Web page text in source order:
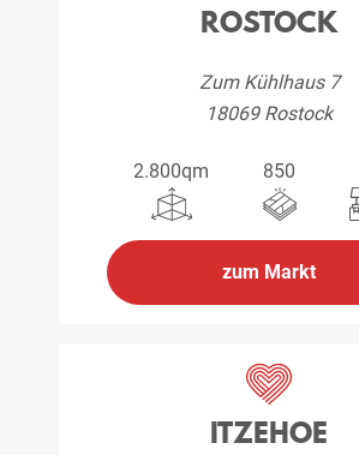
ROSTOCK
Zum Kühlhaus 7
18069 Rostock
2.800qm 850
zum Markt
ITZEHOE